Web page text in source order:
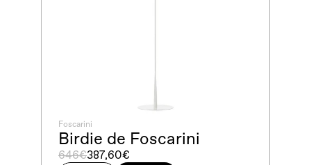
Foscarini
Birdie de Foscarini
387,60€
646€